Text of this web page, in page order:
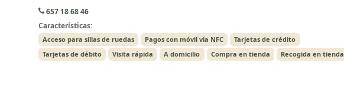
657 18 68 46
Características:
Acceso para sillas de ruedas Pagos con móvil vía NFC
Tarjetas de crédito
Tarjetas de débito
Visita rápida A domicilio Compra en tienda Recogida en tienda